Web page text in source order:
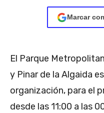
Marcar
El Parque
y Pinar de la Algaida
organización, para el
desde las 11:00 a las